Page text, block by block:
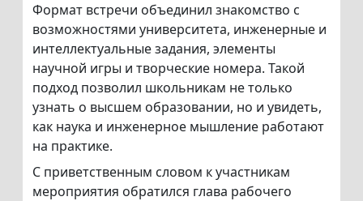
Формат встречи объединил знакомство с
возможностями университета, инженерные и
интеллектуальные задания, элементы
научной игры и творческие номера. Такой
подход позволил школьникам не только
узнать о высшем образовании, но и увидеть,
как наука и инженерное мышление работают
на практике.
С приветственным словом к участникам
мероприятия обратился глава рабочего